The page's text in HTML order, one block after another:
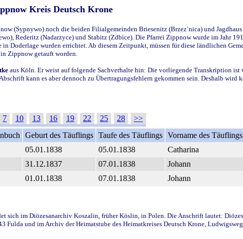
Kreis Deutsch Krone
(Sypnywo) noch die beiden Filialgemeinden Briesenitz (Brzez`nica) und
Rederitz (Nadarzyce) und Stabitz (Zdbice). Die Pfarrei Zippnow wurde im Jahr
Doderlage wurden errichtet. Ab diesem Zeitpunkt, müssen für diese ländlichen
Zippnow getauft worden.
aus Köln. Er weist auf folgende Sachverhalte hin: Die vorliegende Transkription
kann es aber dennoch zu Übertragungsfehlern gekommen sein. Deshalb wird
7 10 13 16 19 22 25 28
>>
Geburt des Täuflings Taufe des Täuflings Vorname des Täuflings
05.01.1838 05.01.1838 Catharina
31.12.1837 07.01.1838 Johann
01.01.1838 07.01.1838 Johann
sich im Diözesanarchiv Koszalin, früher Köslin, in Polen. Die Anschrift lautet:
Fulda und im Archiv der Heimatstube des Heimatkreises Deutsch Krone,